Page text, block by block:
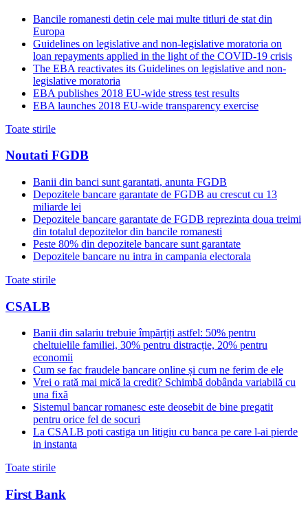
Bancile romanesti detin cele mai multe titluri de stat din
Europa
Guidelines on legislative and non-legislative moratoria on
loan repayments applied in the light of the COVID-19 crisis
The EBA reactivates its Guidelines on legislative and non-
legislative moratoria
EBA publishes 2018 EU-wide stress test results
EBA launches 2018 EU-wide transparency exercise
Toate stirile
Noutati FGDB
Banii din banci sunt garantati, anunta FGDB
Depozitele bancare garantate de FGDB au crescut cu 13
miliarde lei
Depozitele bancare garantate de FGDB reprezinta doua treimi
din totalul depozitelor din bancile romanesti
Peste 80% din depozitele bancare sunt garantate
Depozitele bancare nu intra in campania electorala
Toate stirile
CSALB
Banii din salariu trebuie împărțiți astfel: 50% pentru
cheltuielile familiei, 30% pentru distracție, 20% pentru
economii
Cum se fac fraudele bancare online și cum ne ferim de ele
Vrei o rată mai mică la credit? Schimbă dobânda variabilă cu
una fixă
Sistemul bancar romanesc este deosebit de bine pregatit
pentru orice fel de socuri
La CSALB poti castiga un litigiu cu banca pe care l-ai pierde
in instanta
Toate stirile
First Bank